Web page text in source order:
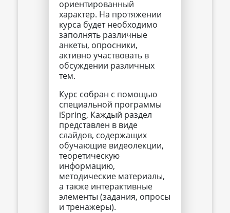
ориентированный
характер. На протяжении
курса будет необходимо
заполнять различные
анкеты, опросники,
активно участвовать в
обсуждении различных
тем.
Курс собран с помощью
специальной программы
iSpring, Каждый раздел
представлен в виде
слайдов, содержащих
обучающие видеолекции,
теоретическую
информацию,
методические материалы,
а также интерактивные
элементы (задания, опросы
и тренажеры).